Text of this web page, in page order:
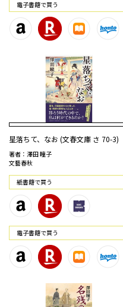
電⼦書籍で買う
星落ちて、なお (文春文庫 さ 70-3)
著者：澤田 瞳子
文藝春秋
紙書籍で買う
電⼦書籍で買う